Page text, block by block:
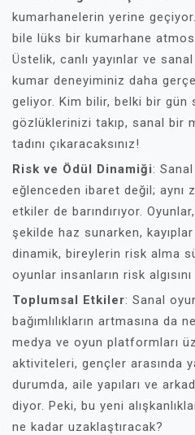
kumarhanelerin yerine
bile lüks bir kumarhane
Üstelik, canlı yayınlar ve
kumar deneyiminiz daha
geliyor. Kim bilir, belki bir gün
gözlüklerinizi takıp, sanal bir
tadını çıkaracaksınız!
Risk ve Ödül Dinamiği:
eğlenceden ibaret değil; aynı
etkiler de barındırıyor.
şekilde haz sunarken, kayıplar
dinamik, bireylerin risk alma
oyunlar insanların risk
Toplumsal Etkiler: Sanal
bağımlılıkların artmasına da
medya ve oyun platformları
aktiviteleri, gençler arasında
durumda, aile yapıları ve
diyor. Peki, bu yeni
ne kadar uzaklaştıracak?